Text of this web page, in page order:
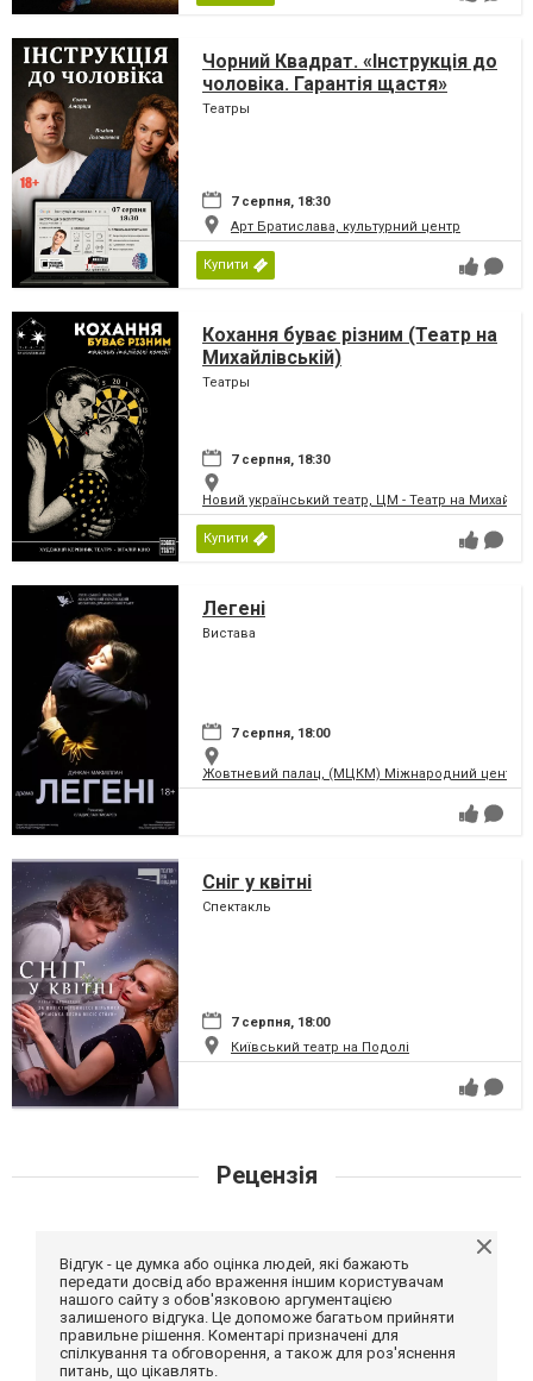
Чорний Квадрат. «Інструкція до
чоловіка. Гарантія щастя»
Театры
7 серпня, 18:30
Арт Братислава, культурний центр
Купити
Кохання буває різним (Театр на
Михайлівській)
Театры
7 серпня, 18:30
Новий український театр, ЦМ - Театр на
Купити
Легені
Вистава
7 серпня, 18:00
Жовтневий палац, (МЦКМ) Міжнародний центр
Сніг у квітні
Спектакль
7 серпня, 18:00
Київський театр на Подолі
Рецензія
Відгук - це думка або оцінка людей, які бажають
передати досвід або враження іншим користувачам
нашого сайту з обов'язковою аргументацією
залишеного відгука. Це допоможе багатьом прийняти
правильне рішення. Коментарі призначені для
спілкування та обговорення, а також для роз'яснення
питань, що цікавлять.